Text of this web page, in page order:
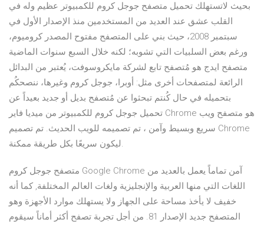
بحيث لاتستهلك تحميل متصفح جوجل كروم للكمبيوتر عظيم وله في
القلب عشق عند العديد من المستخدمين منذ الإصدار الأول في
سبتمبر 2008، حيث بني على المتصفح مفتوح المصدر كروميوم،
ورغم بعض السلبيات التي تشوبه؛ لكنه خلال السبع سنوات الماضية
متصفح ايدج هو مُتصفح تابع لشركة مايكروسوفت، يُعتبر من البدائل
الرائعة لمتصفحات أخرى مثل: أوبرا، جوجل كروم وغيرها، ننصحكُم
بتحميله في حال كُنتم تبحثوا عن مُتصفح بديل أو جديد بعيداً عن
تحميل جوجل كروم للكمبيوتر من ميديا فاير Chrome هو متصفح ويب
سريع وبسيط وآمن ، تم تصميمه للويب الحديث. تم تصميم Chrome
ليكون سريعًا بكل طريقة ممكنة.
متصفح جوجل كروم Google Chrome آمن تماماً يعمل بالعديد من
اللغات التي منها العربية والإنجليزية ولغات العالم المختلفة, كما أنه
خفيف لا يأخذ مساحة على الجهاز ولا يستهلك موارد الأجهزة وهو
المتصفح جديد الإصدار 81. من أجل تجربة تصفح أكثر أماناً سيقوم